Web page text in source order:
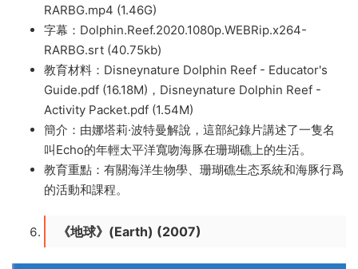
RARBG.mp4 (1.46G)
字幕：Dolphin.Reef.2020.1080p.WEBRip.x264-
RARBG.srt (40.75kb)
教育材料：Disneynature Dolphin Reef - Educator's
Guide.pdf (16.18M)，Disneynature Dolphin Reef -
Activity Packet.pdf (1.54M)
簡介：由娜塔莉·波特曼解說，這部紀錄片講述了一隻名
叫Echo的年輕太平洋寬吻海豚在珊瑚礁上的生活。
教育重點：有關海洋生物學、珊瑚礁生态系統和海豚行爲
的活動和課程。
《地球》(Earth) (2007)